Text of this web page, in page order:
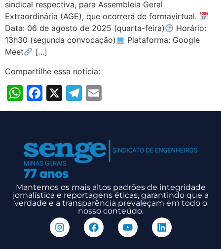
sindical respectiva, para Assembleia Geral
Extraordinária (AGE), que ocorrerá de formavirtual.
Data: 06 de agosto de 2025 (quarta-feira)
Horário:
13h30 (segunda convocação)
Plataforma: Google
Meet
[…]
Compartilhe essa notícia:
WhatsApp
Facebook
X Telegram
Mantemos os mais altos padrões de integridade
jornalística e reportagens éticas, garantindo que a
verdade e a transparência prevaleçam em todo o
nosso conteúdo.